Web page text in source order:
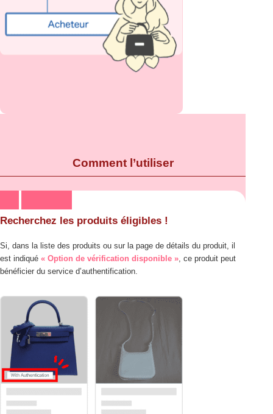
Comment l’utiliser
Recherchez les produits éligibles !
Si, dans la liste des produits ou sur la page de détails du produit, il
est indiqué « Option de vérification disponible », ce produit peut
bénéficier du service d’authentification.